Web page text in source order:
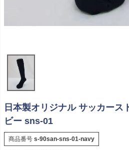
日本製オリジナル サッカース
ビー sns-01
商品番号 s-90san-sns-01-navy